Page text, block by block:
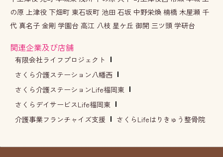
の原 上津役 下畑町 東石坂町 池田 石坂 中野栄煥 楠橋 木屋瀬 千
代 真名子 金剛 学園台 高江 八枝 星ケ丘 御開 三ツ頭 学研台
関連企業及び店舗
有限会社ライフプロジェクト
さくら介護ステーション八幡西
さくら介護ステーションLife福岡東
さくらデイサービスLife福岡東
介護事業フランチャイズ支援
さくらLifeはりきゅう整骨院